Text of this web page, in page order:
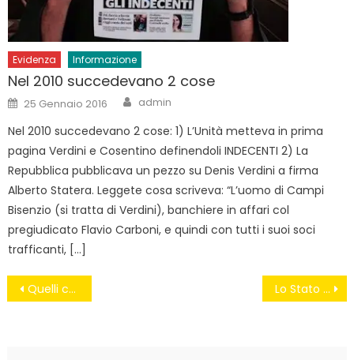
Evidenza Informazione
Nel 2010 succedevano 2 cose
Posted
on
25 Gennaio 2016 Author
admin
Nel 2010 succedevano 2 cose: 1) L’Unità metteva in prima
pagina Verdini e Cosentino definendoli INDECENTI 2) La
Repubblica pubblicava un pezzo su Denis Verdini a firma
Alberto Statera. Leggete cosa scriveva: “L’uomo di Campi
Bisenzio (si tratta di Verdini), banchiere in affari col
pregiudicato Flavio Carboni, e quindi con tutti i suoi soci
trafficanti, […]
Navigazione
Quelli che aspettano il condono Lo Stato paga i debiti ma Chil di papà Renzi non aveva i requisiti